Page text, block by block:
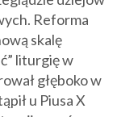
Reforma
skalę
liturgię w
głęboko w
u Piusa X